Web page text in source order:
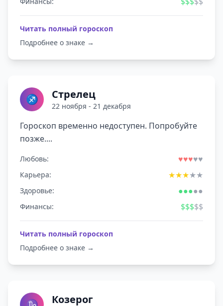
Читать полный гороскоп
Подробнее о знаке →
♐ Стрелец
22 ноября - 21 декабря
Гороскоп временно недоступен. Попробуйте
позже....
Любовь: ♥♥♥♥♥
Карьера: ★★★★★
Здоровье: ●●●●●
Финансы: $$$$$
Читать полный гороскоп
Подробнее о знаке →
Козерог